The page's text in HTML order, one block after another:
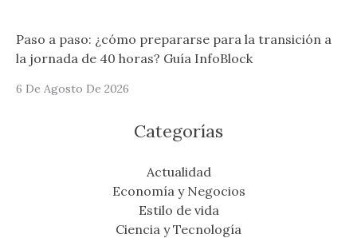
Paso a paso: ¿cómo prepararse para la transición a
la jornada de 40 horas? Guía InfoBlock
6 De Agosto De 2026
Categorías
Actualidad
Economía y Negocios
Estilo de vida
Ciencia y Tecnología